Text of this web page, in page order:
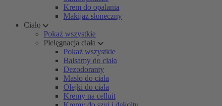
Krem do opalania
Makijaż słoneczny
Ciało
Pokaż wszystkie
Pielęgnacja ciała
Pokaż wszystkie
Balsamy do ciała
Dezodoranty
Masło do ciała
Olejki do ciała
Kremy na celluit